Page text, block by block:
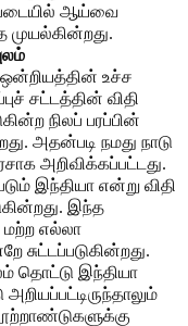
ஆய்வை
உச்ச
சட்டத்தின் விதி
நிலப் பரப்பின்
அதன்படி நமது நாடு
அறிவிக்கப்பட்டது.
இந்தியா என்று விதி
இந்த
எல்லா
சுட்டப்படுகின்றது.
தொட்டு இந்தியா